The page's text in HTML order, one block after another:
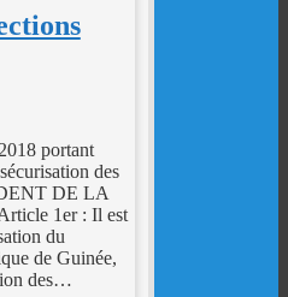
portant
des
DE LA
1er : Il est
du
de Guinée,
des…